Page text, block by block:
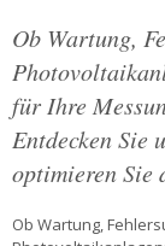
Ob Wartung,
für Ihre
Entdecken Sie
optimieren Sie
Ob Wartung,